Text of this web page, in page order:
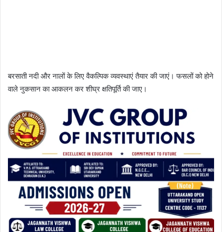
बरसाती नदी और नालों के लिए वैकल्पिक व्यवस्थाएं तैयार की जाएं। फसलों को होने
वाले नुकसान का आकलन कर शीघ्र क्षतिपूर्ति की जाए।